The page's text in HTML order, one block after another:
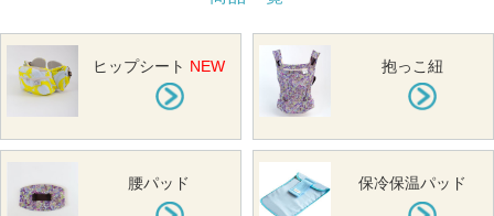
ヒップシート NEW 抱っこ紐
腰パッド 保冷保温パッド